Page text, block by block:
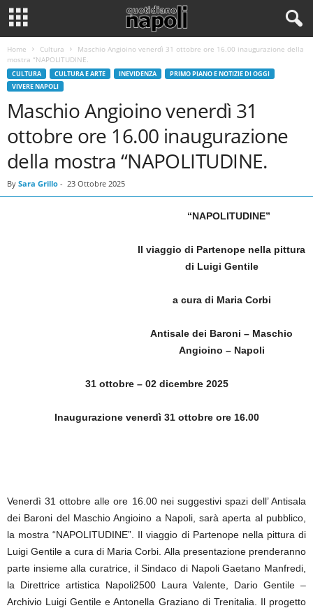
Home Cultura
Maschio Angioino venerdì 31 ottobre ore 16.00 inaugurazione della
mostra “NAPOLITUDINE.
CULTURA CULTURA E ARTE INEVIDENZA
PRIMO PIANO E NOTIZIE DI OGGI
VIVERE NAPOLI
Maschio Angioino venerdì 31
ottobre ore 16.00 inaugurazione
della mostra “NAPOLITUDINE.
By Sara Grillo - 23 Ottobre 2025
“NAPOLITUDINE”
Il viaggio di Partenope nella pittura
di Luigi Gentile
a cura di Maria Corbi
Antisale dei Baroni – Maschio
Angioino – Napoli
31 ottobre – 02 dicembre 2025
Inaugurazione venerdì 31 ottobre ore 16.00
Venerdì 31 ottobre alle ore 16.00 nei suggestivi spazi dell’ Antisala
dei Baroni del Maschio Angioino a Napoli, sarà aperta al pubblico,
la mostra “NAPOLITUDINE”. Il viaggio di Partenope nella pittura di
Luigi Gentile a cura di Maria Corbi. Alla presentazione prenderanno
parte insieme alla curatrice, il Sindaco di Napoli Gaetano Manfredi,
la Direttrice artistica Napoli2500 Laura Valente, Dario Gentile –
Archivio Luigi Gentile e Antonella Graziano di Trenitalia. Il progetto